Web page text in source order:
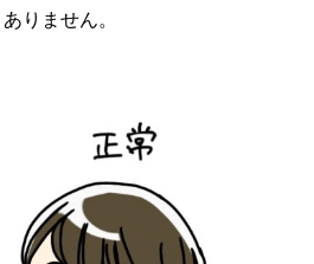
りません。